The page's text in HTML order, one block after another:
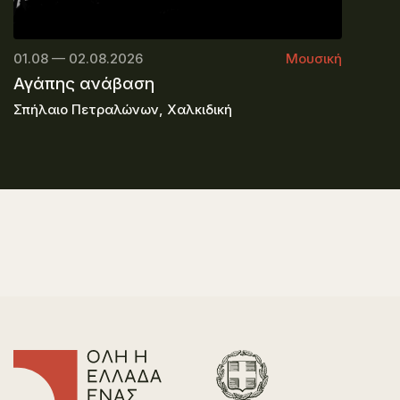
01.08 — 02.08.2026 Μουσική
Αγάπης ανάβαση
Σπήλαιο Πετραλώνων, Χαλκιδική